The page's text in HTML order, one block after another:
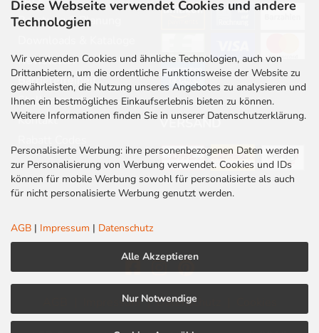
Diese Webseite verwendet Cookies und andere
Technologien
Wir verwenden Cookies und ähnliche Technologien, auch von
Drittanbietern, um die ordentliche Funktionsweise der Website zu
gewährleisten, die Nutzung unseres Angebotes zu analysieren und
Ihnen ein bestmögliches Einkaufserlebnis bieten zu können.
Weitere Informationen finden Sie in unserer Datenschutzerklärung.
Personalisierte Werbung: ihre personenbezogenen Daten werden
zur Personalisierung von Werbung verwendet. Cookies und IDs
können für mobile Werbung sowohl für personalisierte als auch
für nicht personalisierte Werbung genutzt werden.
AGB | Impressum | Datenschutz
Alle Akzeptieren
Nur Notwendige
Beratung & Planung
Newsletter
Barrierefreiheit
Stellenangebote
Kontakt
VERSAND
Impressum | Datenschutz